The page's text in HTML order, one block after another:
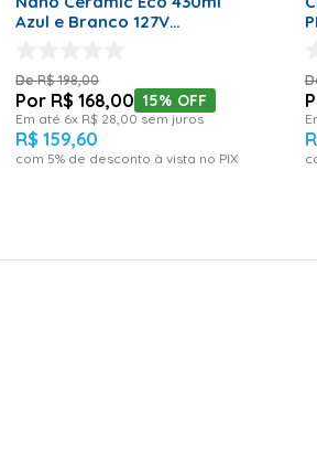
Azul e Branco 127V
R$ 198,00
R$ 168,00 15% OFF
Em até 6x R$ 28 00sem juros
R$ 159,60
com 5% de desconto à vista no PIX